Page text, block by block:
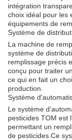
intégration
choix idéal pour les
équipements de
Système de
La machine de
système de
remplissage précis
conçu pour traiter
ce qui en fait un
production.
Système
Le système
pesticides TOM est
permettant un
de pesticides.Ce